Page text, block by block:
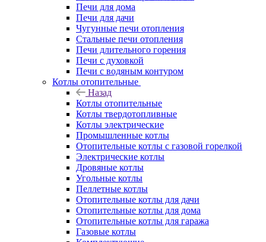
Печи для дома
Печи для дачи
Чугунные печи отопления
Стальные печи отопления
Печи длительного горения
Печи с духовкой
Печи с водяным контуром
Котлы отопительные
Назад
Котлы отопительные
Котлы твердотопливные
Котлы электрические
Промышленные котлы
Отопительные котлы с газовой горелкой
Электрические котлы
Дровяные котлы
Угольные котлы
Пеллетные котлы
Отопительные котлы для дачи
Отопительные котлы для дома
Отопительные котлы для гаража
Газовые котлы